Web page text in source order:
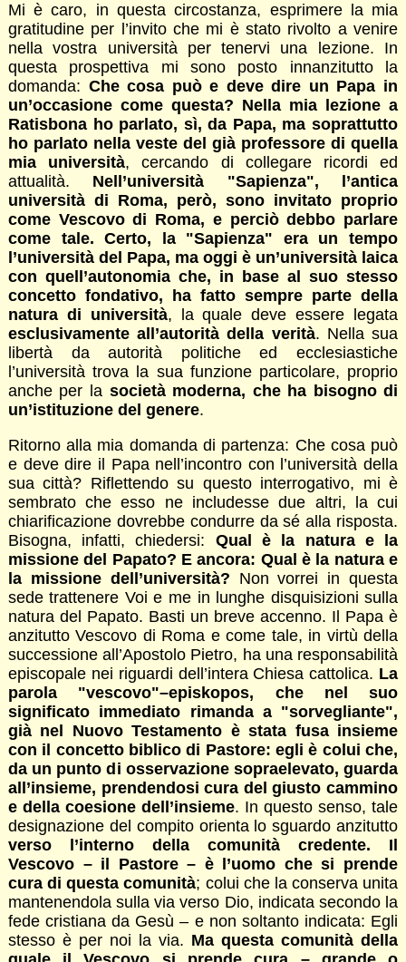
Mi è caro, in questa circostanza, esprimere la mia
gratitudine per l’invito che mi è stato rivolto a venire
nella vostra università per tenervi una lezione. In
questa prospettiva mi sono posto innanzitutto la
domanda: Che cosa può e deve dire un Papa in
un’occasione come questa? Nella mia lezione a
Ratisbona ho parlato, sì, da Papa, ma soprattutto
ho parlato nella veste del già professore di quella
mia università, cercando di collegare ricordi ed
attualità. Nell’università "Sapienza", l’antica
università di Roma, però, sono invitato proprio
come Vescovo di Roma, e perciò debbo parlare
come tale. Certo, la "Sapienza" era un tempo
l’università del Papa, ma oggi è un’università laica
con quell’autonomia che, in base al suo stesso
concetto fondativo, ha fatto sempre parte della
natura di università, la quale deve essere legata
esclusivamente all’autorità della verità. Nella sua
libertà da autorità politiche ed ecclesiastiche
l’università trova la sua funzione particolare, proprio
anche per la società moderna, che ha bisogno di
un’istituzione del genere.
Ritorno alla mia domanda di partenza: Che cosa può
e deve dire il Papa nell’incontro con l’università della
sua città? Riflettendo su questo interrogativo, mi è
sembrato che esso ne includesse due altri, la cui
chiarificazione dovrebbe condurre da sé alla risposta.
Bisogna, infatti, chiedersi: Qual è la natura e la
missione del Papato? E ancora: Qual è la natura e
la missione dell’università? Non vorrei in questa
sede trattenere Voi e me in lunghe disquisizioni sulla
natura del Papato. Basti un breve accenno. Il Papa è
anzitutto Vescovo di Roma e come tale, in virtù della
successione all’Apostolo Pietro, ha una responsabilità
episcopale nei riguardi dell’intera Chiesa cattolica. La
parola "vescovo"–episkopos, che nel suo
significato immediato rimanda a "sorvegliante",
già nel Nuovo Testamento è stata fusa insieme
con il concetto biblico di Pastore: egli è colui che,
da un punto di osservazione sopraelevato, guarda
all’insieme, prendendosi cura del giusto cammino
e della coesione dell’insieme. In questo senso, tale
designazione del compito orienta lo sguardo anzitutto
verso l’interno della comunità credente. Il
Vescovo – il Pastore – è l’uomo che si prende
cura di questa comunità; colui che la conserva unita
mantenendola sulla via verso Dio, indicata secondo la
fede cristiana da Gesù – e non soltanto indicata: Egli
stesso è per noi la via. Ma questa comunità della